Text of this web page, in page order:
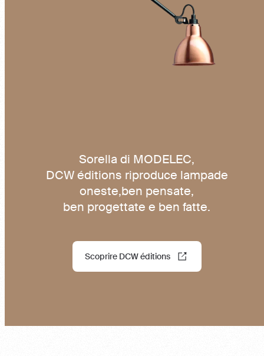
Sorella di MODELEC,
DCW éditions riproduce lampade
oneste,ben pensate,
ben progettate e ben fatte.
Scoprire DCW éditions